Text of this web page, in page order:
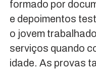
formado por
e depoimentos
o jovem
serviços quando
idade. As provas